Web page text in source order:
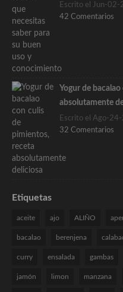
Escrito el Jun-02-
42 Comentarios
Yogur de
absolutamente
Escrito el Ago-
32 Comentarios
Etiquetas
aceite ajo ALIÑO
bacalao berenjena
curry ensalada gambas
jamón limon manzana